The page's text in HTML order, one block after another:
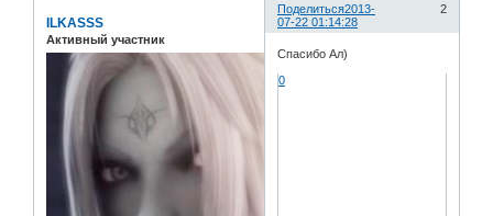
Поделиться 2
2013-
07-22 01:14:28
ILKASSS
Активный участник
Спасибо Ал)
0